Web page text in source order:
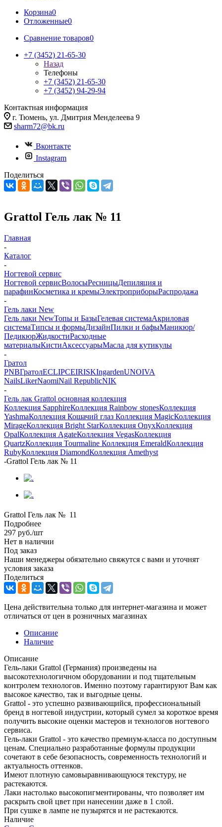
Корзина0
Отложенные0
Сравнение товаров0
+7 (3452) 21-65-30
Назад
Телефоны
+7 (3452) 21-65-30
+7 (3452) 94-29-94
Контактная информация
г. Тюмень, ул. Дмитрия Менделеева 9
sharm72@bk.ru
Вконтакте
Instagram
Поделиться
Grattol Гель лак № 11
Главная
-
Каталог
-
Ногтевой сервис
Ногтевой сервисВолосыРесницыДепиляция и
парафинКосметика и кремыЭлектроприборыРаспродажа
-
Гель лаки New
Гель лаки NewТопы и БазыГелевая системаАкриловая
системаТипсы и формыДизайнПилки и бафыМаникюр/
ПедикюрЖидкостиРасходные
материалыКистиАксессуарыМасла для кутикулы
-
Гратол
PNBГратолECLIPCEIRISKIngardenUNOIVA
NailsLikerNaomiNail RepublicNIK
-
Гель лак Grattol основная коллекция
Коллекция SapphireКоллекция Rainbow stonesКоллекция
YashmaКоллекция Кошачий глаз Коллекция MagicКоллекция
MirageКоллекция Bright StarКоллекция OnyxКоллекция
OpalКоллекция AgateКоллекция VegasКоллекция
QuartzКоллекция Tourmaline Коллекция EmeraldКоллекция
RubyКоллекция DiamondКоллекция Amethyst
-Grattol Гель лак № 11
Grattol Гель лак № 11
Подробнее
297 руб./шт
Нет в наличии
Под заказ
Наши менеджеры обязательно свяжутся с вами и уточнят
условия заказа
Поделиться
Цена действительна только для интернет-магазина и может
отличаться от цен в розничных магазинах
Описание
Наличие
Описание
Гель-лаки Grattol (Германия) произведены на
высокотехнологичном оборудовании и под тщательным
контролем технологов. Именно поэтому гарантируют Вам как
высокое качество, так и выгодные цены.
Grattol - это успешно развивающийся, профессиональный
бренд в ногтевой индустрии, который сумел за короткое время
получить высокие оценки мастеров и технологов ногтевого
сервиса.
Гель-лаки Grattol - это качество премиум-класса по доступным
ценам. Специально разработанные формулы продукции
сочетают в себе безопасность, современность технологий и
актуальность оттенков.
Имеют плотную самовыравнивающуюся текстуру, не
растекаются.
Лаки настолько высокопигментированы, что позволяет им
раскрыть свой цвет при нанесении даже в 1 слой.
При сушке в лампе не пузырятся и не растекаются.
Наличие